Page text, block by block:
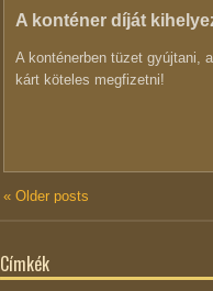
A konténer díját
A konténerben tüzet gyújtani,
kárt köteles megfizetni!
« Older posts
Címkék